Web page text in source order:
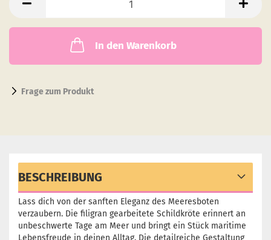
In den Warenkorb
Frage zum Produkt
BESCHREIBUNG
Lass dich von der sanften Eleganz des Meeresboten
verzaubern. Die filigran gearbeitete Schildkröte erinnert an
unbeschwerte Tage am Meer und bringt ein Stück maritime
Lebensfreude in deinen Alltag. Die detailreiche Gestaltung